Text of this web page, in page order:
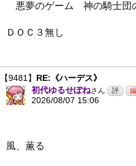
悪夢のゲーム 神の騎士団
ＤＯＣ３無し
【9481】 RE:《ハーデス》
初代ゆるせぽねさん
2026/08/07 15:06
風、薫る